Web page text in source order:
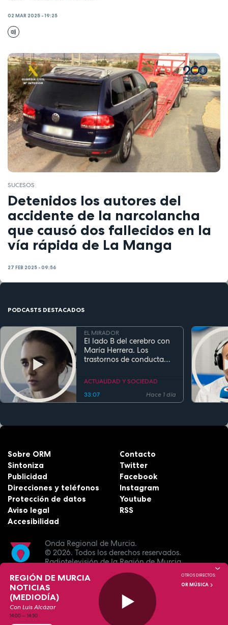
02 MAR 2025 - 19:25
SUCESOS
Detenidos los autores del
accidente de la narcolancha
que causó dos fallecidos en la
vía rápida de La Manga
27 FEB 2025 - 09:56
PODCASTS DESTACADOS
EL MIRADOR
El lado B del cerebro con
María Herrera. Los
trastornos de conducta
ACTUALIDAD Y SOCIEDAD
33:07
Hace 1 día
Onda Regional de Murcia.
© 2026. Todos los derechos reservados.
Radiotelevisión de la Región de Murcia.
Sobre ORM
Sintoniza
Publicidad
Direcciones y teléfonos
Protección de datos
Aviso legal
Accesibilidad
Contacto
Twitter
Facebook
Instagram
Youtube
RSS
REGIÓN DE MURCIA
NOTICIAS
(MEDIODÍA)
Con Luis Alcázar
14:00—14:30
OTROS DIRECTOS:
OR MÚSICA